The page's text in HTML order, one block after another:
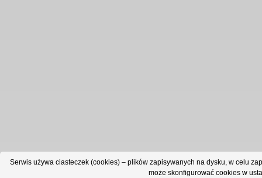
Serwis używa ciasteczek (cookies) – plików zapisywanych na dysku, w celu
może skonfigurować cookies w